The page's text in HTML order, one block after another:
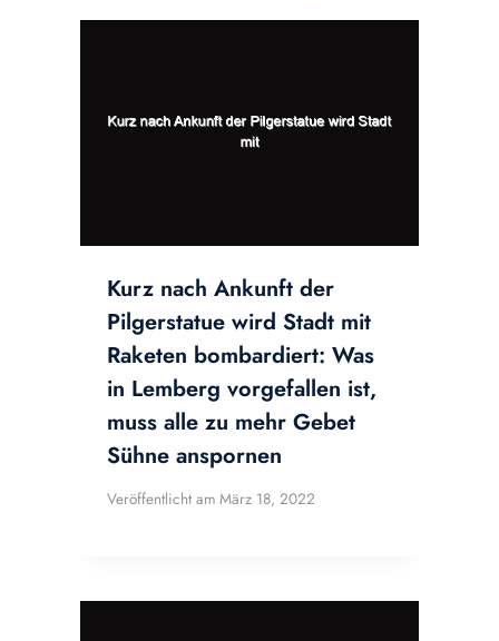
Kurz nach Ankunft der
Pilgerstatue wird Stadt mit
Raketen bombardiert: Was
in Lemberg vorgefallen ist,
muss alle zu mehr Gebet
Sühne anspornen
Veröffentlicht am März 18, 2022